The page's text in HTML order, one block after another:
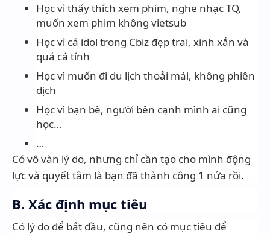
Học vì thấy thích xem phim, nghe nhạc TQ,
muốn xem phim không vietsub
Học vì cá idol trong Cbiz đẹp trai, xinh xắn và
quá cá tính
Học vì muốn đi du lịch thoải mái, không phiên
dịch
Học vì bạn bè, người bên cạnh mình ai cũng
học…
…
Có vô vàn lý do, nhưng chỉ cần tạo cho mình động
lực và quyết tâm là bạn đã thành công 1 nửa rồi.
B. Xác định mục tiêu
Có lý do để bắt đầu, cũng nên có mục tiêu để